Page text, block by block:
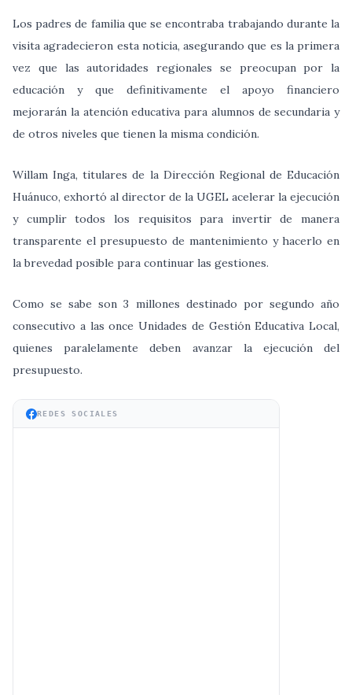
Los padres de familia que se encontraba trabajando durante la
visita agradecieron esta noticia, asegurando que es la primera
vez que las autoridades regionales se preocupan por la
educación y que definitivamente el apoyo financiero
mejorarán la atención educativa para alumnos de secundaria y
de otros niveles que tienen la misma condición.
Willam Inga, titulares de la Dirección Regional de Educación
Huánuco, exhortó al director de la UGEL acelerar la ejecución
y cumplir todos los requisitos para invertir de manera
transparente el presupuesto de mantenimiento y hacerlo en
la brevedad posible para continuar las gestiones.
Como se sabe son 3 millones destinado por segundo año
consecutivo a las once Unidades de Gestión Educativa Local,
quienes paralelamente deben avanzar la ejecución del
presupuesto.
REDES SOCIALES